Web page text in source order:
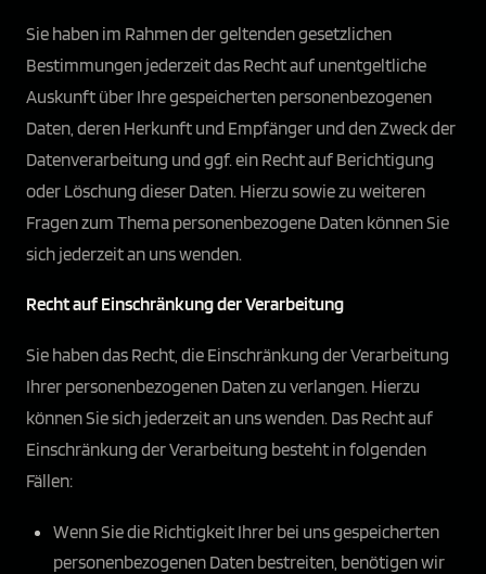
Sie haben im Rahmen der geltenden gesetzlichen
Bestimmungen jederzeit das Recht auf unentgeltliche
Auskunft über Ihre gespeicherten personenbezogenen
Daten, deren Herkunft und Empfänger und den Zweck der
Datenverarbeitung und ggf. ein Recht auf Berichtigung
oder Löschung dieser Daten. Hierzu sowie zu weiteren
Fragen zum Thema personenbezogene Daten können Sie
sich jederzeit an uns wenden.
Recht auf Einschränkung der Verarbeitung
Sie haben das Recht, die Einschränkung der Verarbeitung
Ihrer personenbezogenen Daten zu verlangen. Hierzu
können Sie sich jederzeit an uns wenden. Das Recht auf
Einschränkung der Verarbeitung besteht in folgenden
Fällen:
Wenn Sie die Richtigkeit Ihrer bei uns gespeicherten
personenbezogenen Daten bestreiten, benötigen wir